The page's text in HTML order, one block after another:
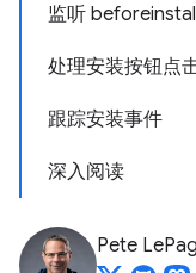
监听
处理安装按钮点
跟踪安装事件
深入阅读
Pete